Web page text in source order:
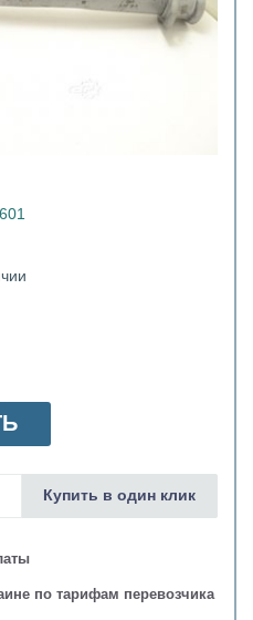
по тарифам перевозчика
Купить в один клик